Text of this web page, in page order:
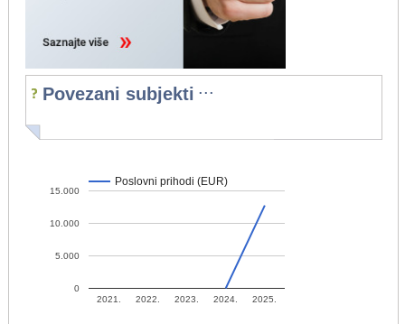
Povezani subjekti ...
Poslovni prihodi (EUR)
2021. 2022. 2023. 2024. 2025.
0
5.000
10.000
15.000